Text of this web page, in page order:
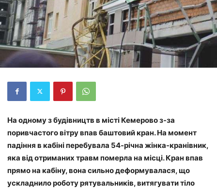
На одному з будівництв в місті Кемерово з-за
поривчастого вітру впав баштовий кран. На момент
падіння в кабіні перебувала 54-річна жінка-кранівник,
яка від отриманих травм померла на місці. Кран впав
прямо на кабіну, вона сильно деформувалася, що
ускладнило роботу рятувальників, витягувати тіло